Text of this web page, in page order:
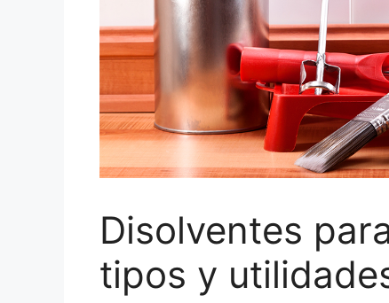
Disolventes
tipos y